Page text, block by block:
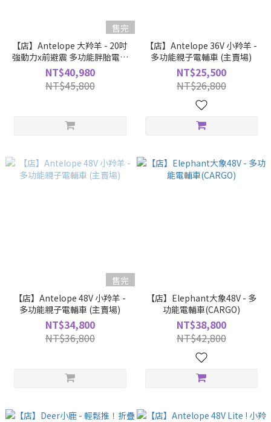
售完
【店】Antelope 大羚羊 - 20吋
強動力x前避震 多功能胖胎電輔
車 (親子車/胖胎車)
NT$40,980
NT$45,800
【店】Antelope 36V 小羚羊 -
多功能親子電輔車 (主賣場)
NT$25,500
NT$26,800
售完
【店】Antelope 48V 小羚羊 -
多功能親子電輔車 (主賣場)
NT$34,800
NT$36,800
【店】Elephant大象48V - 多
功能電輔車(CARGO)
NT$38,800
NT$42,800